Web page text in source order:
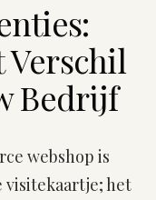
Verschil
Bedrijf
webshop is
visitekaartje; het